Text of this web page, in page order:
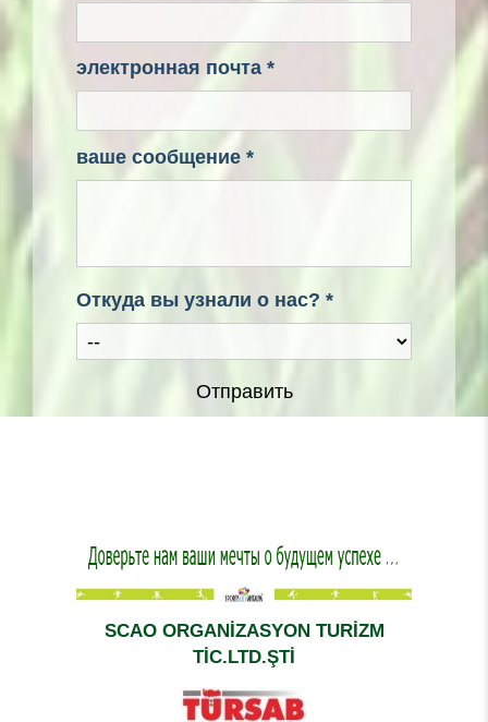
электронная почта *
ваше сообщение *
Откуда вы узнали о нас? *
Отправить
SCAO ORGANİZASYON TURİZM
TİC.LTD.ŞTİ